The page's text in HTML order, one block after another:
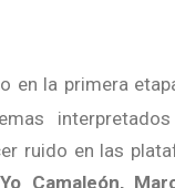
en la primera
ruido en las
Camaleón,